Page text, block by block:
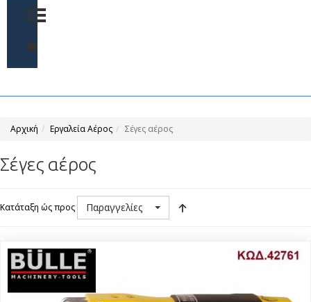
TOGGLE MENU
Αρχική Εργαλεία Αέρος Σέγες αέρος
Σέγες αέρος
Κατάταξη ώς προς Παραγγελίες